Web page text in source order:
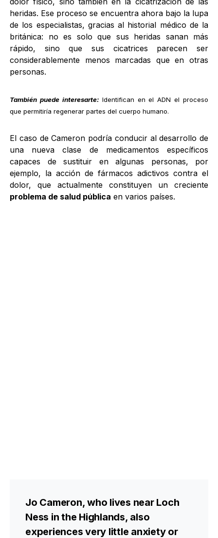
heridas. Ese proceso se encuentra ahora bajo la lupa
de los especialistas, gracias al historial médico de la
británica: no es solo que sus heridas sanan más
rápido, sino que sus cicatrices parecen ser
considerablemente menos marcadas que en otras
personas.
También puede interesarte: Identifican en el ADN el proceso
que permitiría regenerar partes del cuerpo humano.
El caso de Cameron podría conducir al desarrollo de
una nueva clase de medicamentos específicos
capaces de sustituir en algunas personas, por
ejemplo, la acción de fármacos adictivos contra el
dolor, que actualmente constituyen un creciente
problema de salud pública en varios países.
Jo Cameron, who lives near Loch
Ness in the Highlands, also
experiences very little anxiety or